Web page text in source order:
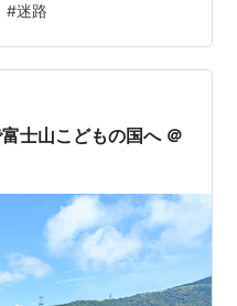
開催！ 富士山こどもの
秋の名物「ススキの迷
自然の地形を活かした山
平方メートルというテ
延長約250m（最短…
#迷路
士山こどもの国へ ＠